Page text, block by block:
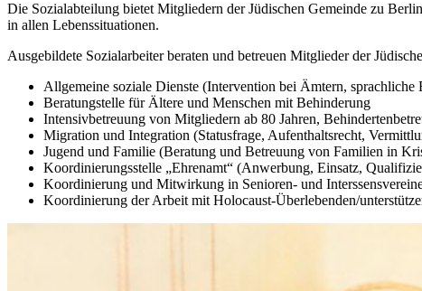
Die Sozialabteilung bietet Mitgliedern der Jüdischen Gemeinde zu
in allen Lebenssituationen.
Ausgebildete Sozialarbeiter beraten und betreuen Mitglieder der
Allgemeine soziale Dienste (Intervention bei Ämtern,
Beratungstelle für Ältere und Menschen mit Behinderung
Intensivbetreuung von Mitgliedern ab 80 Jahren,
Migration und Integration (Statusfrage, Aufenthaltsrecht,
Jugend und Familie (Beratung und Betreuung von Familien in
Koordinierungsstelle „Ehrenamt“ (Anwerbung, Einsatz,
Koordinierung und Mitwirkung in Senioren- und
Koordinierung der Arbeit mit Holocaust-Überlebenden/